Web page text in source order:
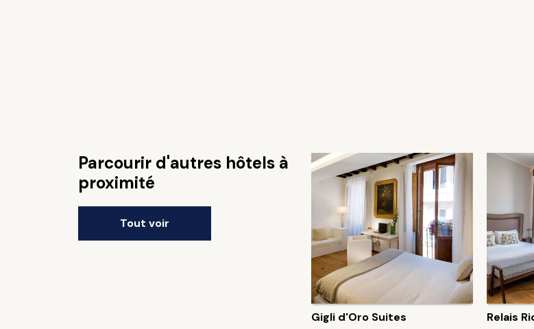
Parcourir d'autres hôtels à
proximité
Tout voir
Gigli d'Oro Suites Relais